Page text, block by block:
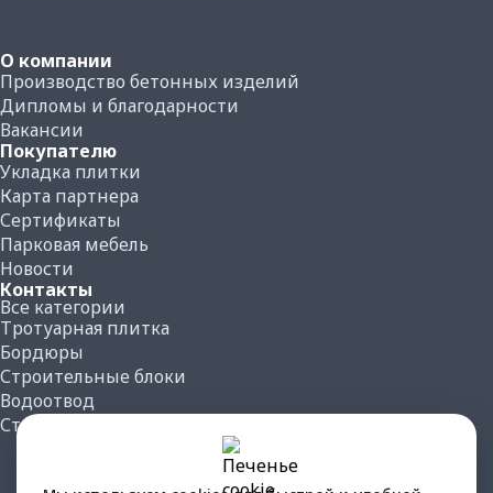
О компании
Производство бетонных изделий
Дипломы и благодарности
Вакансии
Покупателю
Укладка плитки
Карта партнера
Сертификаты
Парковая мебель
Новости
Контакты
Все категории
Тротуарная плитка
Бордюры
Строительные блоки
Водоотвод
Ступень